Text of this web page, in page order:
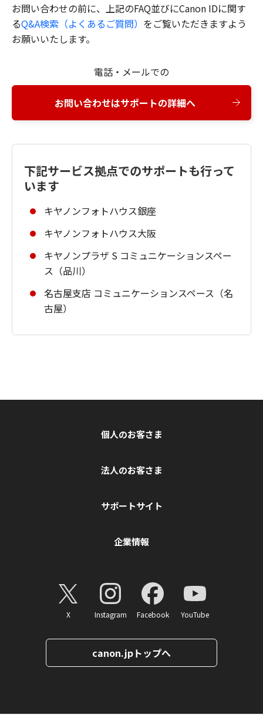
お問い合わせの前に、上記のFAQ並びにCanon IDに関す
るQ&A検索（よくあるご質問） をご覧いただきますよう
お願いいたします。
電話・メールでの
お問い合わせはサポートの詳細へ
下記サービス拠点でのサポートも行って
います
キヤノンフォトハウス銀座
キヤノンフォトハウス大阪
キヤノンプラザ S コミュニケーションスペー
ス（品川）
名古屋支店 コミュニケーションスペース（名
古屋）
個人のお客さま
法人のお客さま
サポートサイト
企業情報
X Instagram Facebook YouTube
canon.jpトップへ